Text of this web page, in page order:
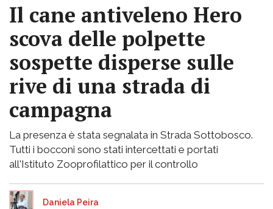
Il cane antiveleno Hero
scova delle polpette
sospette disperse sulle
rive di una strada di
campagna
La presenza è stata segnalata in Strada Sottobosco.
Tutti i bocconi sono stati intercettati e portati
all'Istituto Zooprofilattico per il controllo
Daniela Peira